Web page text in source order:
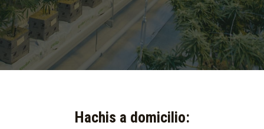
Hachis a domicilio:​